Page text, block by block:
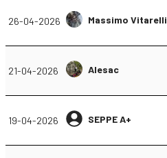
26-04-2026 Massimo Vitarelli
21-04-2026 Alesac
19-04-2026 SEPPE A+